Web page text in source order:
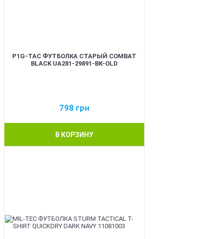
P1G-TAC ФУТБОЛКА СТАРЫЙ COMBAT
BLACK UA281-29891-BK-OLD
798 грн
В КОРЗИНУ